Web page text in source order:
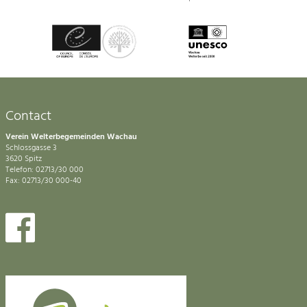
Contact
Verein Welterbegemeinden Wachau
Schlossgasse 3
3620 Spitz
Telefon: 02713/30 000
Fax: 02713/30 000-40